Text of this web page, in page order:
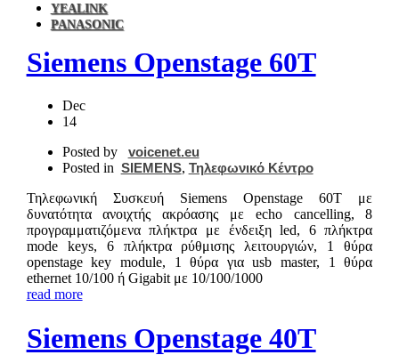
YEALINK
PANASONIC
Siemens Openstage 60T
Dec
14
Posted by
voicenet.eu
Posted in SIEMENS, Τηλεφωνικό Κέντρο
Τηλεφωνική Συσκευή Siemens Openstage 60T με
δυνατότητα ανοιχτής ακρόασης με echo cancelling, 8
προγραμματιζόμενα πλήκτρα με ένδειξη led, 6 πλήκτρα
mode keys, 6 πλήκτρα ρύθμισης λειτουργιών, 1 θύρα
openstage key module, 1 θύρα για usb master, 1 θύρα
ethernet 10/100 ή Gigabit με 10/100/1000
read more
Siemens Openstage 40T